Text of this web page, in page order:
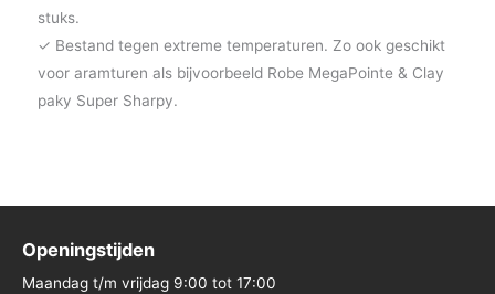
stuks.
✓ Bestand tegen extreme temperaturen. Zo ook geschikt
voor aramturen als bijvoorbeeld Robe MegaPointe & Clay
paky Super Sharpy.
Openingstijden
Maandag t/m vrijdag 9:00 tot 17:00